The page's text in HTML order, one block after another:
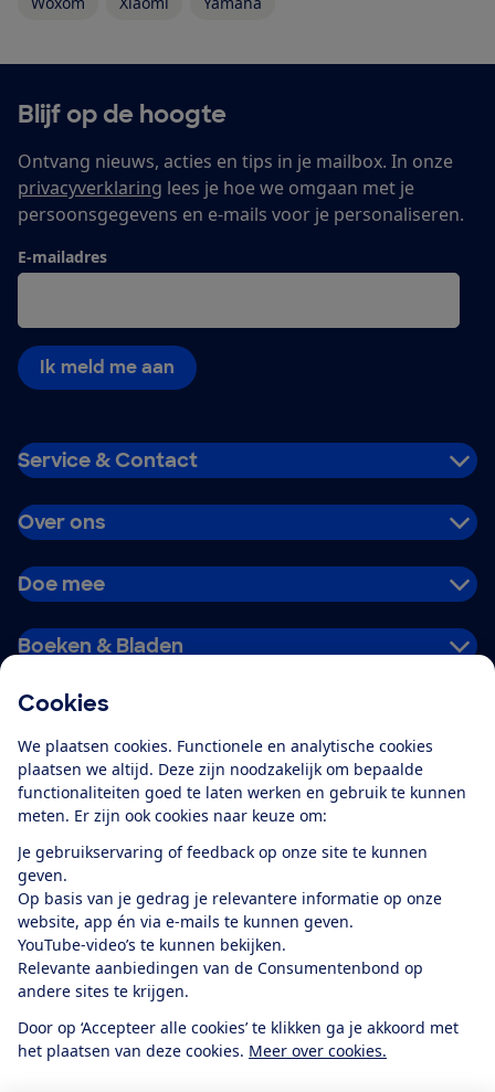
Cookies
We plaatsen cookies. Functionele en analytische cookies
plaatsen we altijd. Deze zijn noodzakelijk om bepaalde
functionaliteiten goed te laten werken en gebruik te kunnen
meten. Er zijn ook cookies naar keuze om:
Je gebruikservaring of feedback op onze site te kunnen
geven.
Op basis van je gedrag je relevantere informatie op onze
website, app én via e-mails te kunnen geven.
YouTube-video’s te kunnen bekijken.
Relevante aanbiedingen van de Consumentenbond op
andere sites te krijgen.
Door op ‘Accepteer alle cookies’ te klikken ga je akkoord met
het plaatsen van deze cookies. Meer over cookies.
Blijf op de hoogte
Ontvang nieuws, acties en tips in je mailbox. In onze
privacyverklaring lees je hoe we omgaan met je
persoonsgegevens en e-mails voor je personaliseren.
E-mailadres
Ik meld me aan
Service & Contact
Over ons
Doe mee
Boeken & Bladen
Alles over de
app
Algemene Voorwaarden
Privacyverklaring
Cookiebeleid
Privacyvoorkeuren
Toegankelijkheid
RSS-feed nieuws
Facebook
TwitterInstagram
YoutubeLinkedIn
12.901consumentenbeoordelen de Consumentenbondmet gemiddeld